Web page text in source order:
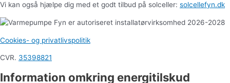
Vi kan også hjælpe dig med et godt tilbud på solceller: solcellefyn.dk
Cookies- og privatlivspolitik
CVR. 35398821
Information omkring energitilskud